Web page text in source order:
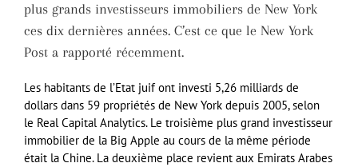
plus grands investisseurs immobiliers de New York
ces dix dernières années. C’est ce que le New York
Post a rapporté récemment.
Les habitants de l’Etat juif ont investi 5,26 milliards de
dollars dans 59 propriétés de New York depuis 2005, selon
le Real Capital Analytics. Le troisième plus grand investisseur
immobilier de la Big Apple au cours de la même période
était la Chine. La deuxième place revient aux Emirats Arabes